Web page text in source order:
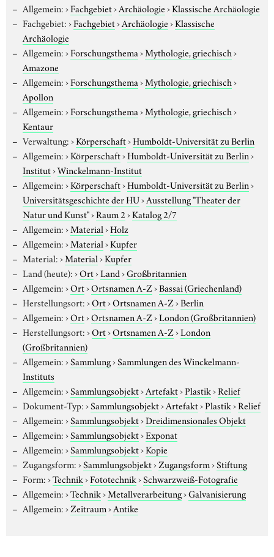
Allgemein:›Fachgebiet›Archäologie›Klassische Archäologie
Fachgebiet:›Fachgebiet›Archäologie›Klassische
Archäologie
Allgemein:›Forschungsthema›Mythologie, griechisch›
Amazone
Allgemein:›Forschungsthema›Mythologie, griechisch›
Apollon
Allgemein:›Forschungsthema›Mythologie, griechisch›
Kentaur
Verwaltung:›Körperschaft›Humboldt-Universität zu Berlin
Allgemein:›Körperschaft›Humboldt-Universität zu Berlin›
Institut›Winckelmann-Institut
Allgemein:›Körperschaft›Humboldt-Universität zu Berlin›
Universitätsgeschichte der HU›Ausstellung "Theater der
Natur und Kunst"›Raum 2›Katalog 2/7
Allgemein:›Material›Holz
Allgemein:›Material›Kupfer
Material:›Material›Kupfer
Land (heute):›Ort›Land›Großbritannien
Allgemein:›Ort›Ortsnamen A-Z›Bassai (Griechenland)
Herstellungsort:›Ort›Ortsnamen A-Z›Berlin
Allgemein:›Ort›Ortsnamen A-Z›London (Großbritannien)
Herstellungsort:›Ort›Ortsnamen A-Z›London
(Großbritannien)
Allgemein:›Sammlung›Sammlungen des Winckelmann-
Instituts
Allgemein:›Sammlungsobjekt›Artefakt›Plastik›Relief
Dokument-Typ:›Sammlungsobjekt›Artefakt›Plastik›Relief
Allgemein:›Sammlungsobjekt›Dreidimensionales Objekt
Allgemein:›Sammlungsobjekt›Exponat
Allgemein:›Sammlungsobjekt›Kopie
Zugangsform:›Sammlungsobjekt›Zugangsform›Stiftung
Form:›Technik›Fototechnik›Schwarzweiß-Fotografie
Allgemein:›Technik›Metallverarbeitung›Galvanisierung
Allgemein:›Zeitraum›Antike